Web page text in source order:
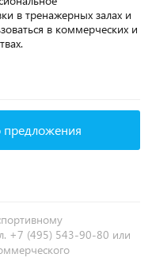
в тренажерных залах и
в коммерческих и
предложения
+7 (495) 543-90-80 или